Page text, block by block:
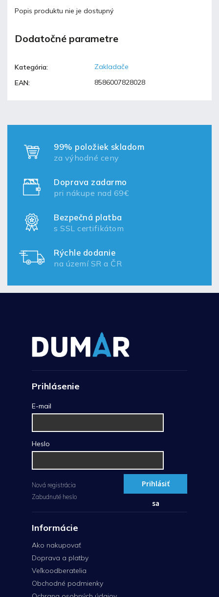
Popis produktu nie je dostupný
Dodatočné parametre
Kategória:
Zakladače
EAN: 8586007828028
99% položiek skladom
za výhodné ceny
Doprava zadarmo
pri nákupe nad 69€
Bezpečná platba
s SSL certifikátom
Rýchle dodanie
na území SR a ČR
Prihlásenie
E-mail
Heslo
Prihlásiť
sa
Nová registrácia
Zabudnuté heslo
Informácie
Ako nakupovať
Doprava a platby
Veľkoodberatelia
Obchodné podmienky